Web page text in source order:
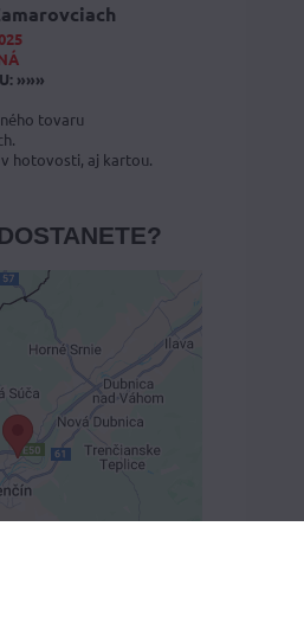
»»»
tovaru
hotovosti, aj kartou.
blokovaný
obsah?